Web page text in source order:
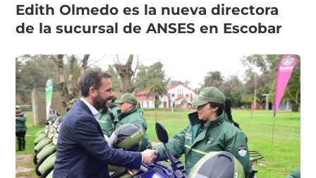
Edith Olmedo es la nueva directora
de la sucursal de ANSES en Escobar